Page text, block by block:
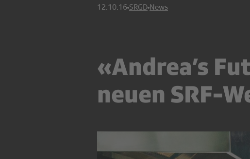
12.10.16 SRGD News
«Andrea’s
neuen SRF-